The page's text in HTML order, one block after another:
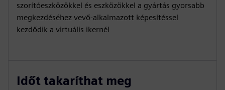
szorítóeszközökkel és eszközökkel a gyártás gyorsabb
megkezdéséhez vevő-alkalmazott képesítéssel
kezdődik a virtuális ikernél
Időt takaríthat meg